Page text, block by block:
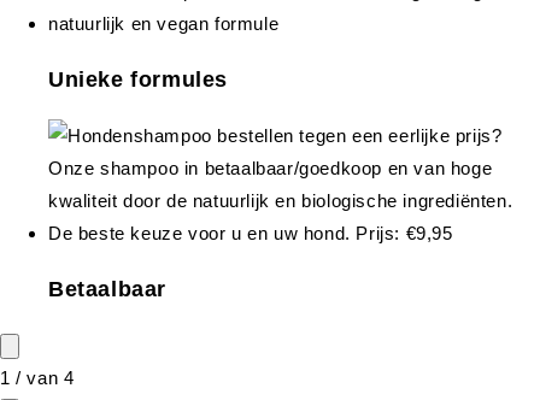
Unieke formules
Betaalbaar
1 /van 4